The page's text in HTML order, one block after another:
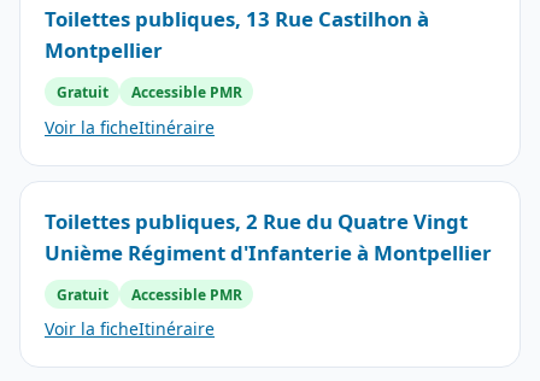
Toilettes publiques, 13 Rue Castilhon à
Montpellier
Gratuit Accessible PMR
Voir la ficheItinéraire
Toilettes publiques, 2 Rue du Quatre Vingt
Unième Régiment d'Infanterie à Montpellier
Gratuit Accessible PMR
Voir la ficheItinéraire